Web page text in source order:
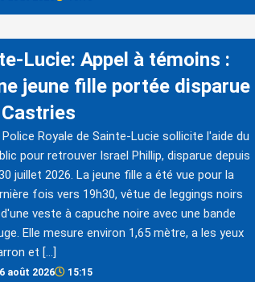
Lucie: Appel à témoins :
jeune fille portée disparue
Police Royale de Sainte-Lucie sollicite l'aide du
pour retrouver Israel Phillip, disparue depuis
juillet 2026. La jeune fille a été vue pour la
fois vers 19h30, vêtue de leggings noirs
veste à capuche noire avec une bande
Elle mesure environ 1,65 mètre, a les yeux
et […]
6 août 2026 15:15